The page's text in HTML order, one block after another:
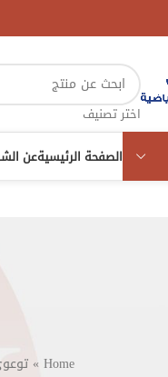
اختر تصنيف
الصفحة الرئيسيةعن
Home
»